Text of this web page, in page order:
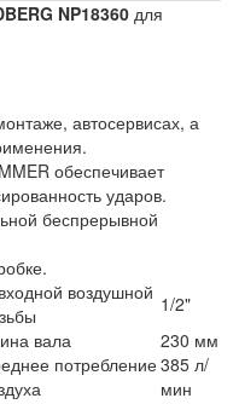
NP18360 для
автосервисах, а
обеспечивает
ударов.
беспрерывной
воздушной 1/2"
вала
230 мм
потребление385 л/
мин